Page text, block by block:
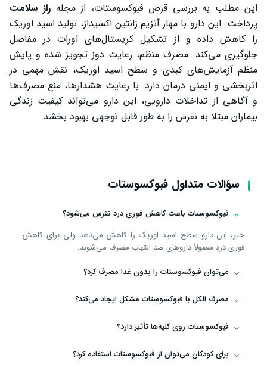
این مطلب به بررسی قرص فبوکسوستات، از مجلهراز سلامت
پرداخت. این دارو با مهار آنزیم زانتین اکسیداز، تولید اسید اوریک
را کاهش داده و از تشکیل کریستال‌های اورات در مفاصل
جلوگیری می‌کند. مصرف منظم، رعایت دوز تجویز شده و پایش
منظم آزمایش‌های کبدی و سطح اسید اوریک، نقش مهمی در
اثربخشی و ایمنی درمان دارد. با رعایت هشدارها، منع مصرف‌ها
و آگاهی از تداخلات دارویی، این دارو می‌تواند کیفیت زندگی
بیماران مبتلا به نقرس را به طور قابل توجهی بهبود بخشد.
سؤالات متداول فبوکسوستات
فبوکسوستات باعث کاهش فوری درد نقرس می‌شود؟
خیر، این دارو سطح اسید اوریک را کاهش می‌دهد ولی برای کاهش
فوری درد معمولاً داروهای ضد التهاب مصرف می‌شوند.
می‌توان فبوکسوستات را بدون غذا مصرف کرد؟
مصرف الکل با فبوکسوستات مشکل ایجاد می‌کند؟
فبوکسوستات روی کلیه‌ها تأثیر دارد؟
برای کودکان می‌توان از فبوکسوستات استفاده کرد؟